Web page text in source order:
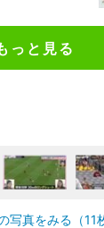
っと見る
写真をみる（11